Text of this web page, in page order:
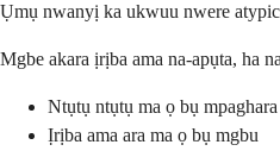
Ụmụ nwanyị ka ukwuu nwere
Mgbe akara ịrịba ama na-apụta, ha
Ntụtụ ntụtụ ma ọ bụ
Ịrịba ama ara ma ọ bụ mgbu